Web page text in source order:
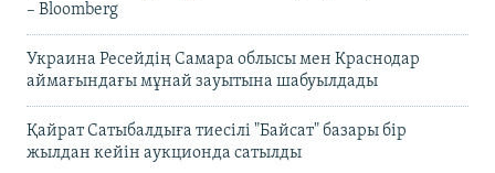
– Bloomberg
Украина Ресейдің Самара облысы мен Краснодар
аймағындағы мұнай зауытына шабуылдады
Қайрат Сатыбалдыға тиесілі "Байсат" базары бір
жылдан кейін аукционда сатылды